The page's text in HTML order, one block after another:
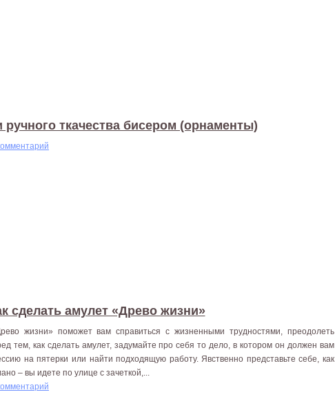
ткачества бисером (орнаменты)
сделать амулет «Древо жизни»
жизни» поможет вам справиться с жизненными трудностями, преодолеть
тем, как сделать амулет, задумайте про себя то дело, в котором он должен вам
на пятерки или найти подходящую работу. Явственно представьте себе, как
– вы идете по улице с зачеткой,...